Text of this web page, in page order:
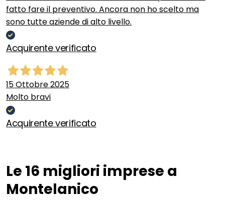
fatto fare il preventivo. Ancora non ho scelto ma
sono tutte aziende di alto livello.
Acquirente verificato
15 Ottobre 2025
Molto bravi
Acquirente verificato
Le 16 migliori imprese a
Montelanico